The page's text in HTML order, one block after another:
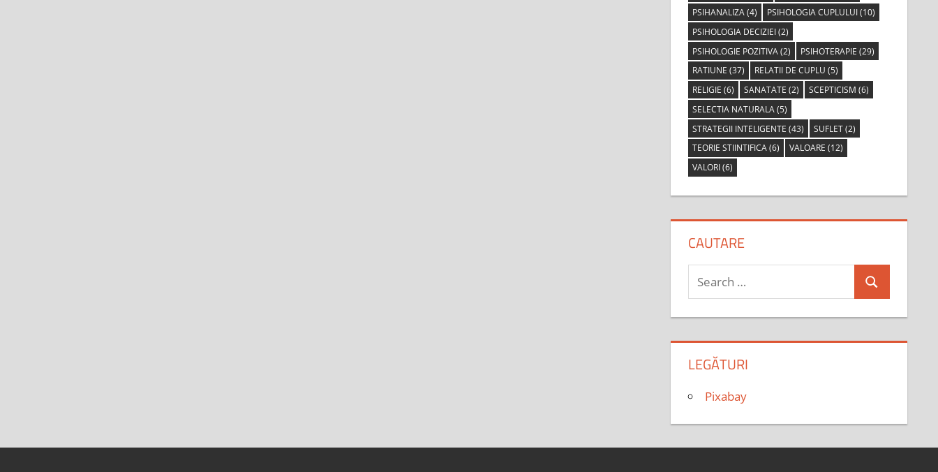
PSIHANALIZA(4) PSIHOLOGIA CUPLULUI(10)
PSIHOLOGIA DECIZIEI(2)
PSIHOLOGIE POZITIVA(2) PSIHOTERAPIE (29)
RATIUNE (37) RELATII DE CUPLU (5)
RELIGIE (6) SANATATE (2) SCEPTICISM (6)
SELECTIA NATURALA(5)
STRATEGII INTELIGENTE (43) SUFLET(2)
TEORIE STIINTIFICA(6) VALOARE (12)
VALORI(6)
CAUTARE
Search
for:
Search
LEGĂTURI
Pixabay